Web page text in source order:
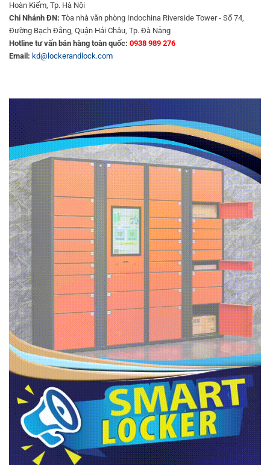
Hoàn Kiếm, Tp. Hà Nội
Chi Nhánh ĐN: Tòa nhà văn phòng Indochina Riverside Tower - Số 74,
Đường Bạch Đằng, Quận Hải Châu, Tp. Đà Nẵng
Hotline tư vấn bán hàng toàn quốc: 0938 989 276
Email: kd@lockerandlock.com